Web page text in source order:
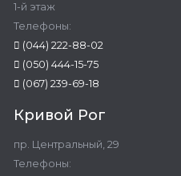
1-й этаж
Телефоны:
(044) 222-88-02
(050) 444-15-75
(067) 239-69-18
Кривой Рог
пр. Центральный, 29
Телефоны: